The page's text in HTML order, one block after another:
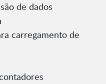
de dados
carregamento de